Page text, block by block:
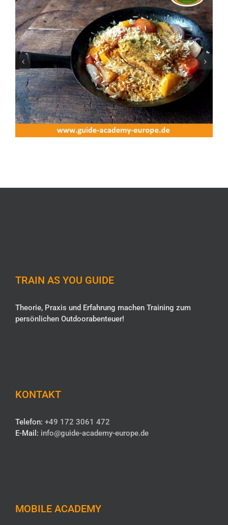
Outdoorkochen
TRAIN AS YOU GUIDE
Theorie, Praxis und Erfahrung machen Training zum
persönlichen Outdoorabenteuer!
KONTAKT
Telefon: +49 172 3061 472
E-Mail: info@guide-academy-europe.de
MOBILE ACADEMY